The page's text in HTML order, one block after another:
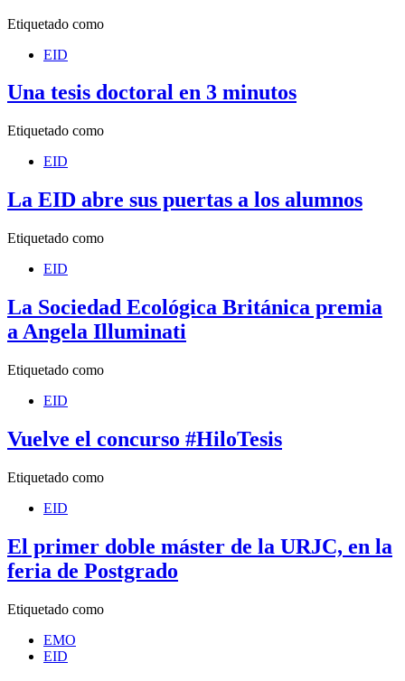
Etiquetado como
EID
Una tesis doctoral en 3 minutos
Etiquetado como
EID
La EID abre sus puertas a los alumnos
Etiquetado como
EID
La Sociedad Ecológica Británica premia
a Angela Illuminati
Etiquetado como
EID
Vuelve el concurso #HiloTesis
Etiquetado como
EID
El primer doble máster de la URJC, en la
feria de Postgrado
Etiquetado como
EMO
EID